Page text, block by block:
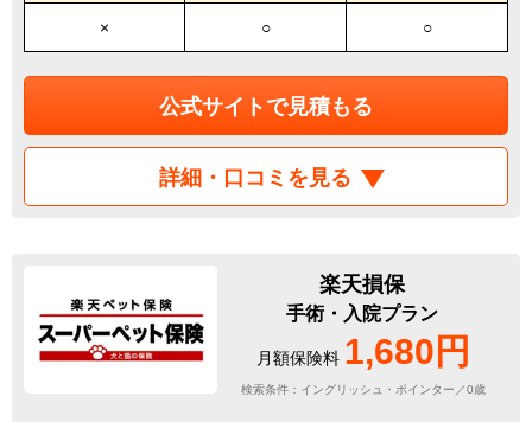
× ○ ○
公式サイトで見積もる
詳細・口コミを見る
楽天損保
手術・入院プラン
月額保険料 1,680円
検索条件：イングリッシュ・ポインター／0歳